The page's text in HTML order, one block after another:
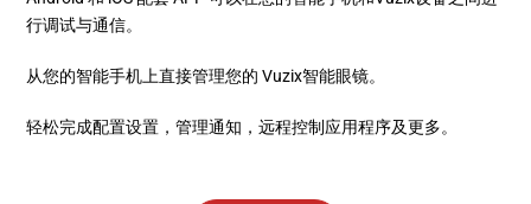
行调试与通信。
从您的智能手机上直接管理您的 Vuzix智能眼镜。
轻松完成配置设置，管理通知，远程控制应用程序及更多。